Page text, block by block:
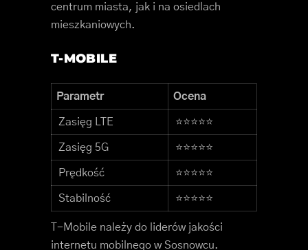
centrum miasta, jak i na osiedlach
mieszkaniowych.
T-MOBILE
Parametr Ocena
Zasięg LTE ⭐⭐⭐⭐⭐
Zasięg 5G ⭐⭐⭐⭐⭐
Prędkość ⭐⭐⭐⭐⭐
Stabilność ⭐⭐⭐⭐⭐
T-Mobile należy do liderów jakości
internetu mobilnego w Sosnowcu.